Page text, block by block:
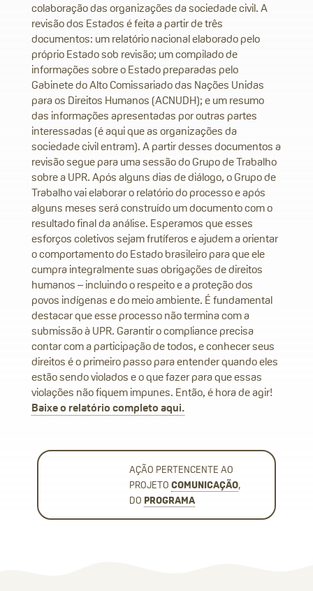
colaboração das organizações da sociedade civil. A
revisão dos Estados é feita a partir de três
documentos: um relatório nacional elaborado pelo
próprio Estado sob revisão; um compilado de
informações sobre o Estado preparadas pelo
Gabinete do Alto Comissariado das Nações Unidas
para os Direitos Humanos (ACNUDH); e um resumo
das informações apresentadas por outras partes
interessadas (é aqui que as organizações da
sociedade civil entram). A partir desses documentos a
revisão segue para uma sessão do Grupo de Trabalho
sobre a UPR. Após alguns dias de diálogo, o Grupo de
Trabalho vai elaborar o relatório do processo e após
alguns meses será construído um documento com o
resultado final da análise. Esperamos que esses
esforços coletivos sejam frutíferos e ajudem a orientar
o comportamento do Estado brasileiro para que ele
cumpra integralmente suas obrigações de direitos
humanos – incluindo o respeito e a proteção dos
povos indígenas e do meio ambiente. É fundamental
destacar que esse processo não termina com a
submissão à UPR. Garantir o compliance precisa
contar com a participação de todos, e conhecer seus
direitos é o primeiro passo para entender quando eles
estão sendo violados e o que fazer para que essas
violações não fiquem impunes. Então, é hora de agir!
Baixe o relatório completo aqui.
AÇÃO PERTENCENTE AO
PROJETO COMUNICAÇÃO,
DO PROGRAMA